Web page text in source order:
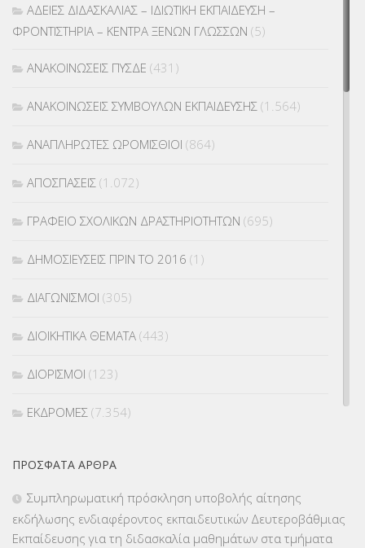
ΑΔΕΙΕΣ ΔΙΔΑΣΚΑΛΙΑΣ – ΙΔΙΩΤΙΚΗ ΕΚΠΑΙΔΕΥΣΗ –
ΦΡΟΝΤΙΣΤΗΡΙΑ – ΚΕΝΤΡΑ ΞΕΝΩΝ ΓΛΩΣΣΩΝ (5)
ΑΝΑΚΟΙΝΩΣΕΙΣ ΠΥΣΔΕ (431)
ΑΝΑΚΟΙΝΩΣΕΙΣ ΣΥΜΒΟΥΛΩΝ ΕΚΠΑΙΔΕΥΣΗΣ (1.564)
ΑΝΑΠΛΗΡΩΤΕΣ ΩΡΟΜΙΣΘΙΟΙ (864)
ΑΠΟΣΠΑΣΕΙΣ (1.072)
ΓΡΑΦΕΙΟ ΣΧΟΛΙΚΩΝ ΔΡΑΣΤΗΡΙΟΤΗΤΩΝ (695)
ΔΗΜΟΣΙΕΥΣΕΙΣ ΠΡΙΝ ΤΟ 2016 (1)
ΔΙΑΓΩΝΙΣΜΟΙ (305)
ΔΙΟΙΚΗΤΙΚΑ ΘΕΜΑΤΑ (443)
ΔΙΟΡΙΣΜΟΙ (123)
ΕΚΔΡΟΜΕΣ (7.354)
ΕΠΙΜΟΡΦΩΣΗ Τ.Π.Ε.(10)
ΠΡΌΣΦΑΤΑ ΆΡΘΡΑ
Συμπληρωματική πρόσκληση υποβολής αίτησης
εκδήλωσης ενδιαφέροντος εκπαιδευτικών Δευτεροβάθμιας
Εκπαίδευσης για τη διδασκαλία μαθημάτων στα τμήματα